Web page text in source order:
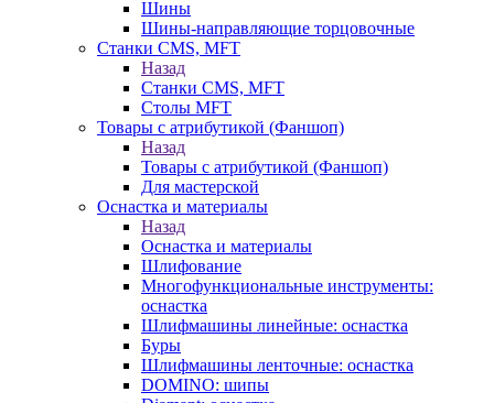
Шины
Шины-направляющие торцовочные
Станки CMS, MFT
Назад
Станки CMS, MFT
Столы MFT
Товары с атрибутикой (Фаншоп)
Назад
Товары с атрибутикой (Фаншоп)
Для мастерской
Оснастка и материалы
Назад
Оснастка и материалы
Шлифование
Многофункциональные инструменты:
оснастка
Шлифмашины линейные: оснастка
Буры
Шлифмашины ленточные: оснастка
DOMINO: шипы